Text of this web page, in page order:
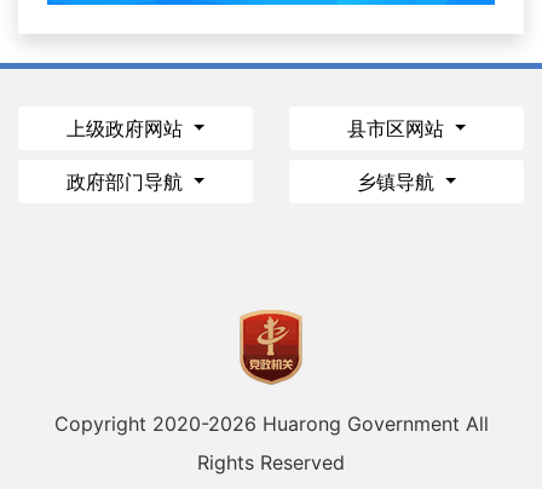
上级政府网站 县市区网站
政府部门导航 乡镇导航
Copyright 2020-2026 Huarong Government All
Rights Reserved